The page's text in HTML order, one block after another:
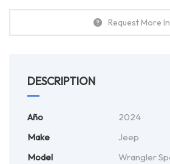
Request More
DESCRIPTION
Año
2024
Make
Jeep
Model
Wrangler